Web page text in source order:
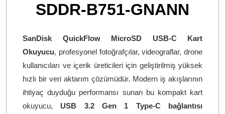
SDDR-B751-GNANN
SanDisk QuickFlow MicroSD USB-C Kart
Okuyucu, profesyonel fotoğrafçılar, videograflar, drone
kullanıcıları ve içerik üreticileri için geliştirilmiş yüksek
hızlı bir veri aktarım çözümüdür. Modern iş akışlarının
ihtiyaç duyduğu performansı sunan bu kompakt kart
okuyucu, USB 3.2 Gen 1 Type-C bağlantısı